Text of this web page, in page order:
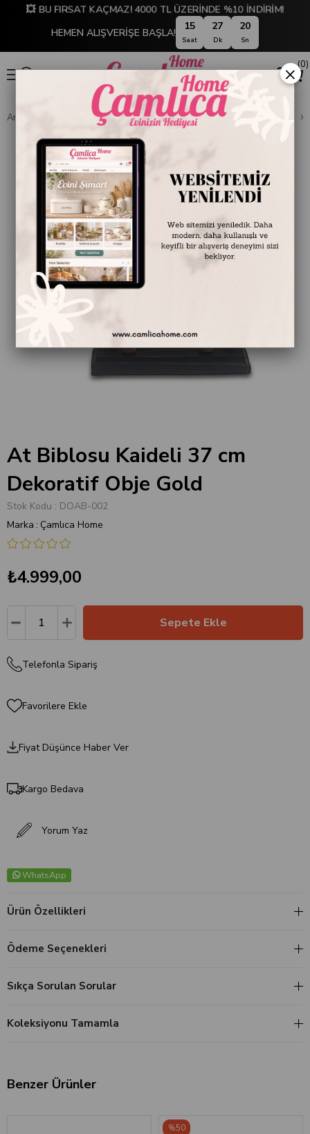
💥 BU FIRSAT KAÇMAZ! 4000 TL ÜZERİNDE %10 İNDİRİM!
HEMEN ALIŞVERİŞE BAŞLA!
15
Saat
27
Dk
20
Sn
0
Anasayfa DEKORASYON Ev Aksesuarları Dekoratif Obje ve Biblo
At Biblosu Kaideli 37 cm
Dekoratif Obje Gold
Stok Kodu
DOAB-002
Marka : Çamlıca Home
₺4.999,00
Telefonla Sipariş
Favorilere Ekle
Fiyat Düşünce Haber Ver
Kargo Bedava
Yorum Yaz
WhatsApp
Ürün Özellikleri
Ödeme Seçenekleri
Sıkça Sorulan Sorular
Koleksiyonu Tamamla
Benzer Ürünler
%50
×